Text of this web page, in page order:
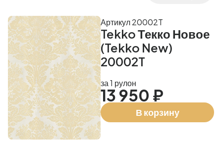
Tekko Текко Новое
(Tekko New)
20002T
Артикул 20002T
за 1 рулон
13 950 ₽
В корзину